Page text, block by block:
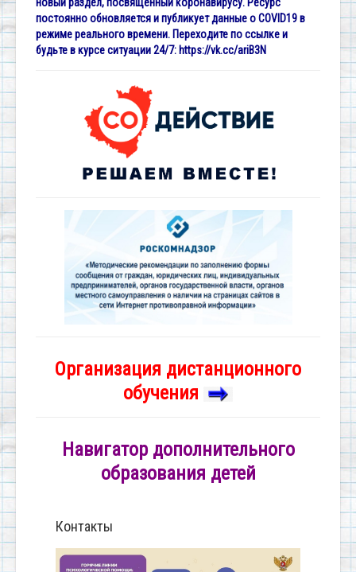
постоянно обновляется и публикует данные о COVID19 в
режиме реального времени. Переходите по ссылке и
будьте в курсе ситуации 24/7: https://vk.cc/ariB3N
Организация дистанционного
обучения
Навигатор дополнительного
образования детей
Контакты